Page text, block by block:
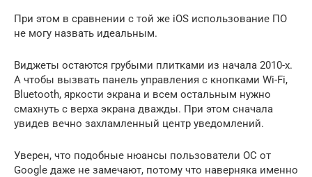
При этом в сравнении с той же iOS использование ПО
не могу назвать идеальным.
Виджеты остаются грубыми плитками из начала 2010-х.
А чтобы вызвать панель управления с кнопками Wi-Fi,
Bluetooth, яркости экрана и всем остальным нужно
смахнуть с верха экрана дважды. При этом сначала
увидев вечно захламленный центр уведомлений.
Уверен, что подобные нюансы пользователи ОС от
Google даже не замечают, потому что наверняка именно